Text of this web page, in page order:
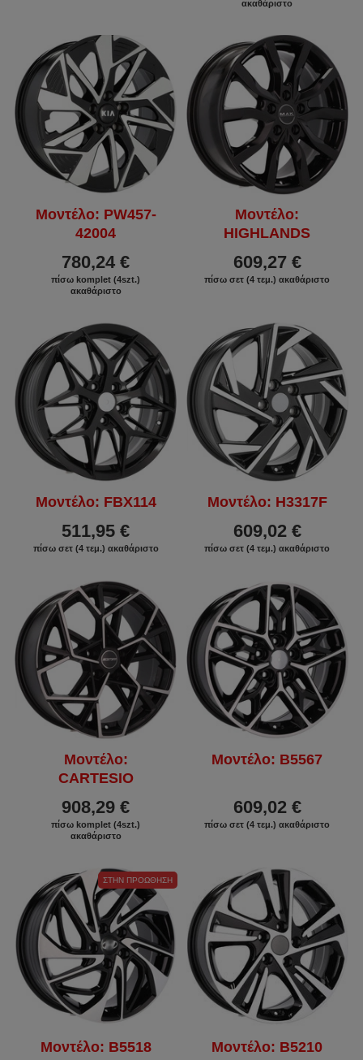
ακαθάριστο
Μοντέλο: PW457-
42004
780,24 €
πίσω komplet (4szt.)
ακαθάριστο
Μοντέλο:
HIGHLANDS
609,27 €
πίσω σετ (4 τεμ.) ακαθάριστο
Μοντέλο: FBX114
511,95 €
πίσω σετ (4 τεμ.) ακαθάριστο
Μοντέλο: H3317F
609,02 €
πίσω σετ (4 τεμ.) ακαθάριστο
Μοντέλο:
CARTESIO
908,29 €
πίσω komplet (4szt.)
ακαθάριστο
Μοντέλο: B5567
609,02 €
πίσω σετ (4 τεμ.) ακαθάριστο
ΣΤΗΝ ΠΡΟΏΘΗΣΗ
Μοντέλο: B5518 Μοντέλο: B5210